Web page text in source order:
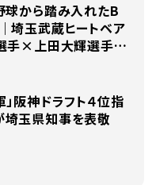
球から踏み入れたB
埼玉武蔵ヒートベア
手×上田大輝選手
阪神ドラフト４位指
玉県知事を表敬